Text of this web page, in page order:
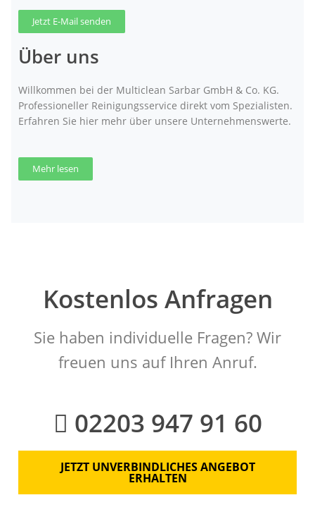
Jetzt E-Mail senden
Über uns
Willkommen bei der Multiclean Sarbar GmbH & Co. KG.
Professioneller Reinigungsservice direkt vom Spezialisten.
Erfahren Sie hier mehr über unsere Unternehmenswerte.
Mehr lesen
Kostenlos Anfragen
Sie haben individuelle Fragen? Wir
freuen uns auf Ihren Anruf.
02203 947 91 60
JETZT UNVERBINDLICHES ANGEBOT
ERHALTEN